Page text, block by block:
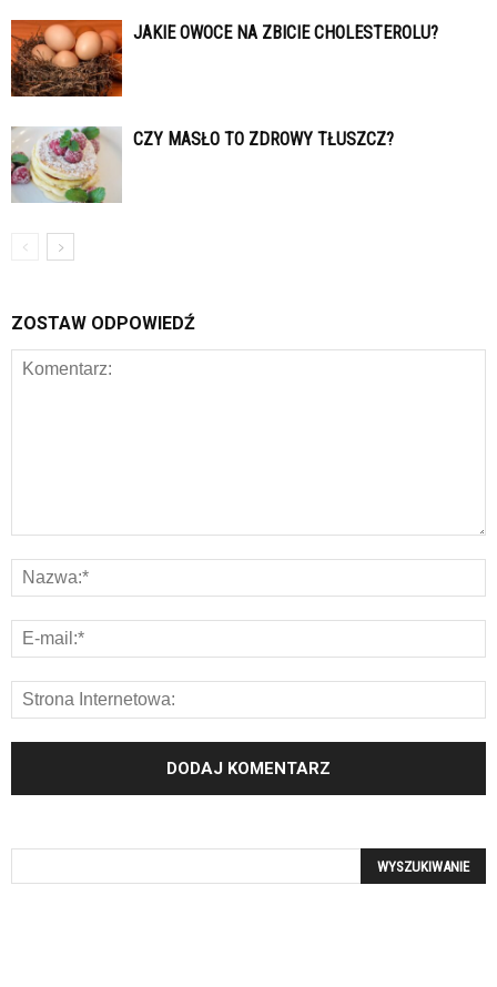
JAKIE OWOCE NA ZBICIE CHOLESTEROLU?
CZY MASŁO TO ZDROWY TŁUSZCZ?
ZOSTAW ODPOWIEDŹ